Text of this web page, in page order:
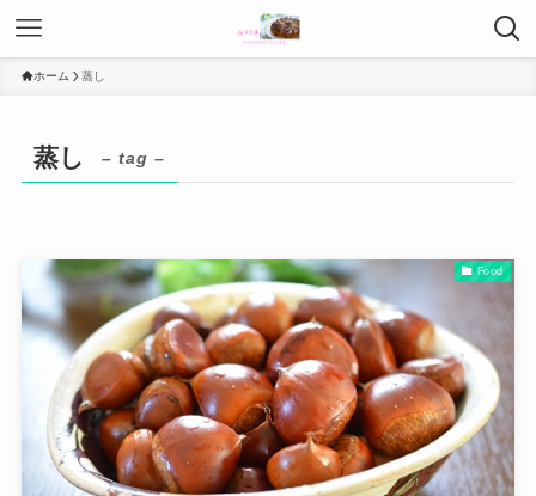
ホーム 蒸し
蒸し – tag –
Food